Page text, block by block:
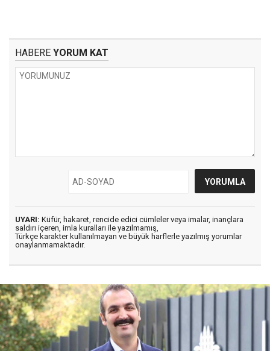
HABERE YORUM KAT
UYARI: Küfür, hakaret, rencide edici cümleler veya imalar, inançlara
saldırı içeren, imla kuralları ile yazılmamış,
Türkçe karakter kullanılmayan ve büyük harflerle yazılmış yorumlar
onaylanmamaktadır.